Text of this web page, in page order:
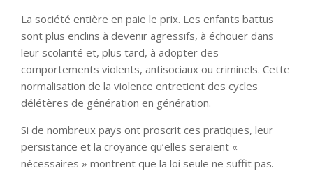
La société entière en paie le prix. Les enfants battus
sont plus enclins à devenir agressifs, à échouer dans
leur scolarité et, plus tard, à adopter des
comportements violents, antisociaux ou criminels. Cette
normalisation de la violence entretient des cycles
délétères de génération en génération.
Si de nombreux pays ont proscrit ces pratiques, leur
persistance et la croyance qu’elles seraient «
nécessaires » montrent que la loi seule ne suffit pas.